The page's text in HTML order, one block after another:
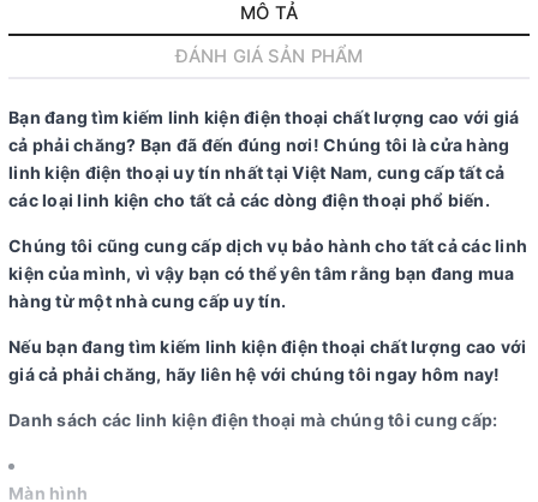
MÔ TẢ
ĐÁNH GIÁ SẢN PHẨM
Bạn đang tìm kiếm linh kiện điện thoại chất lượng cao với giá
cả phải chăng? Bạn đã đến đúng nơi! Chúng tôi là cửa hàng
linh kiện điện thoại uy tín nhất tại Việt Nam, cung cấp tất cả
các loại linh kiện cho tất cả các dòng điện thoại phổ biến.
Chúng tôi cũng cung cấp dịch vụ bảo hành cho tất cả các linh
kiện của mình, vì vậy bạn có thể yên tâm rằng bạn đang mua
hàng từ một nhà cung cấp uy tín.
Nếu bạn đang tìm kiếm linh kiện điện thoại chất lượng cao với
giá cả phải chăng, hãy liên hệ với chúng tôi ngay hôm nay!
Danh sách các linh kiện điện thoại mà chúng tôi cung cấp:
Màn hình